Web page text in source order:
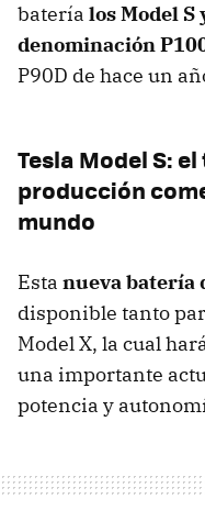
batería los Model S
denominación
P90D de hace un
Tesla Model S:
producción
mundo
Esta nueva batería
disponible tanto
Model X, la cual
una importante
potencia y